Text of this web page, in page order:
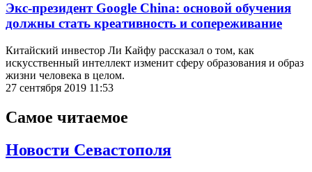
Экс-президент Google China: основой обучения
должны стать креативность и сопереживание
Китайский инвестор Ли Кайфу рассказал о том, как
искусственный интеллект изменит сферу образования и образ
жизни человека в целом.
27 сентября 2019 11:53
Самое читаемое
Новости Севастополя